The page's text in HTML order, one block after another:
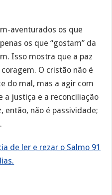
aventurados os que
os que “gostam” da
Isso mostra que a paz
O cristão não é
do mal, mas a agir com
a justiça e a reconciliação
então, não é passividade;
de ler e rezar o Salmo 91